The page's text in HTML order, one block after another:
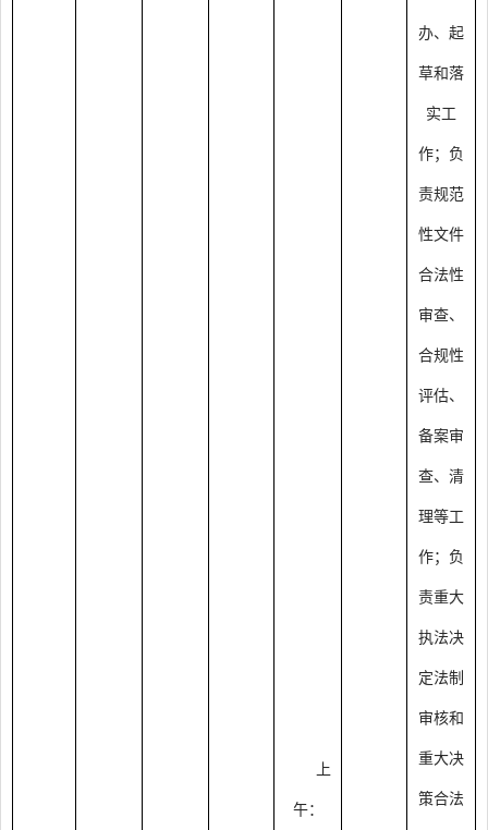
上
午：
办、起
草和落
实工
作；负
责规范
性文件
合法性
审查、
合规性
评估、
备案审
查、清
理等工
作；负
责重大
执法决
定法制
审核和
重大决
策合法